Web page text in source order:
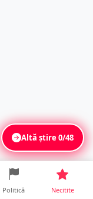
Altă știre0/48
Politică Necitite